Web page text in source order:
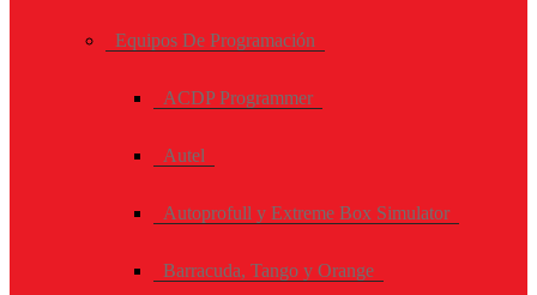
Equipos De Programación
ACDP Programmer
Autel
Autoprofull y Extreme Box Simulator
Barracuda, Tango y Orange